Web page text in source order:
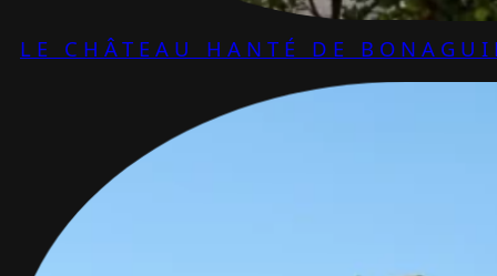
LE CHÂTEAU HANTÉ DE